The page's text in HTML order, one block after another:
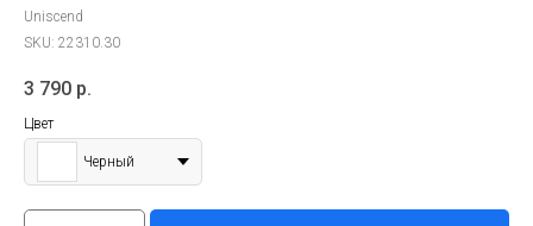
Uniscend
SKU: 22310.30
3 790 р.
Цвет
Черный